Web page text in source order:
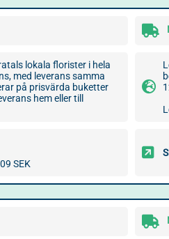
lokala florister i hela
med leverans samma
på prisvärda buketter
hem eller till
SEK